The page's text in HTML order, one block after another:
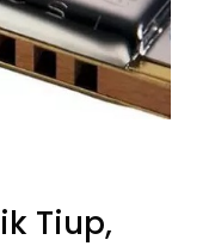
Tiup,